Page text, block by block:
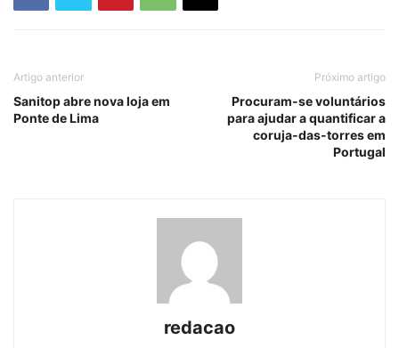
Artigo anterior
Sanitop abre nova loja em
Ponte de Lima
Próximo artigo
Procuram-se voluntários
para ajudar a quantificar a
coruja-das-torres em
Portugal
redacao